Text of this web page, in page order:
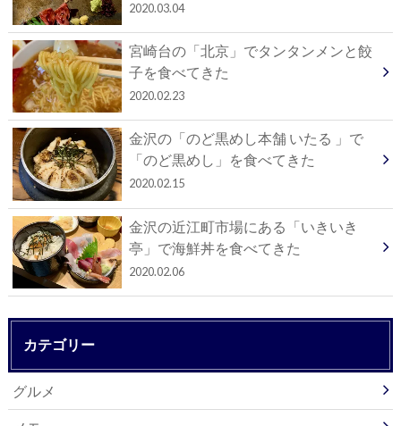
2020.03.04
宮崎台の「北京」でタンタンメンと餃
子を食べてきた
2020.02.23
金沢の「のど黒めし本舗 いたる 」で
「のど黒めし」を食べてきた
2020.02.15
金沢の近江町市場にある「いきいき
亭」で海鮮丼を食べてきた
2020.02.06
カテゴリー
グルメ